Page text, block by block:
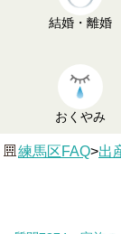
結婚・離婚
おくやみ
練馬区FAQ>出